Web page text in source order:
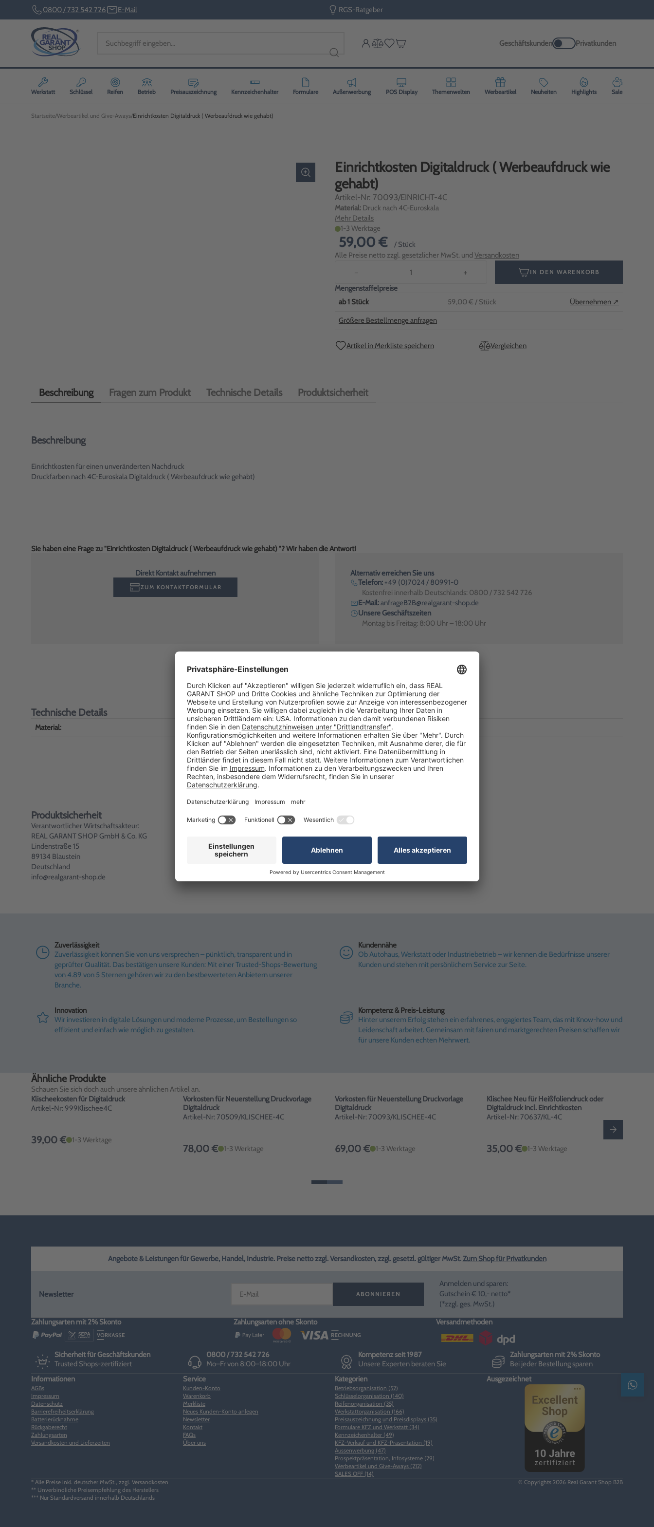
0800 / 732 542 726 E-Mail RGS-Ratgeber
Geschäftskunden Privatkunden
Werkstatt Schlüssel Reifen Betrieb Preisauszeichnung Kennzeichenhalter Formulare Außenwerbung POS Display Themenwelten Werbeartikel Neuheiten Highlights Sale
Startseite Werbeartikel und Give-Aways Einrichtkosten Digitaldruck ( Werbeaufdruck wie gehabt)
Einrichtkosten Digitaldruck ( Werbeaufdruck wie
gehabt)
Artikel-Nr: 70093/EINRICHT-4C
Material: Druck nach 4C-Euroskala
Mehr Details
1-3 Werktage
59,00 €
/ Stück
Alle Preise netto zzgl. gesetzlicher MwSt. und Versandkosten
− + IN DEN WARENKORB
Mengenstaffelpreise
ab1 Stück 59,00 € / Stück Übernehmen ↗
Größere Bestellmenge anfragen
Artikel in Merkliste speichern Vergleichen
Beschreibung Fragen zum Produkt Technische Details Produktsicherheit
Beschreibung
Einrichtkosten für einen unveränderten Nachdruck
Druckfarben nach 4C-Euroskala Digitaldruck ( Werbeaufdruck wie gehabt)
Sie haben eine Frage zu "Einrichtkosten Digitaldruck ( Werbeaufdruck wie gehabt) "? Wir haben die Antwort!
Direkt Kontakt aufnehmen
ZUM KONTAKTFORMULAR
Alternativ erreichen Sie uns
Telefon: +49 (0)7024 / 80991-0
Kostenfrei innerhalb Deutschlands: 0800 / 732 542 726
E-Mail:anfrageB2B@realgarant-shop.de
Unsere Geschäftszeiten
Montag bis Freitag: 8:00 Uhr – 18:00 Uhr
Technische Details
Material: Druck nach 4C-Euroskala
Produktsicherheit
Verantwortlicher Wirtschaftsakteur:
REAL GARANT SHOP GmbH & Co. KG
Lindenstraße 15
89134 Blaustein
Deutschland
info@realgarant-shop.de
Zuverlässigkeit
Zuverlässigkeit können Sie von uns versprechen – pünktlich, transparent und in
geprüfter Qualität. Das bestätigen unsere Kunden: Mit einer Trusted-Shops-Bewertung
von 4.89 von 5 Sternen gehören wir zu den bestbewerteten Anbietern unserer
Branche.
Kundennähe
Ob Autohaus, Werkstatt oder Industriebetrieb – wir kennen die Bedürfnisse unserer
Kunden und stehen mit persönlichem Service zur Seite.
Innovation
Wir investieren in digitale Lösungen und moderne Prozesse, um Bestellungen so
effizient und einfach wie möglich zu gestalten.
Kompetenz & Preis-Leistung
Hinter unserem Erfolg stehen ein erfahrenes, engagiertes Team, das mit Know-how und
Leidenschaft arbeitet. Gemeinsam mit fairen und marktgerechten Preisen schaffen wir
für unsere Kunden echten Mehrwert.
Ähnliche Produkte
Schauen Sie sich doch auch unsere ähnlichen Artikel an.
Klischeekosten für Digitaldruck
Artikel-Nr: 999Klischee4C
39,00 € 1-3 Werktage
Vorkosten für Neuerstellung Druckvorlage
Digitaldruck
Artikel-Nr: 70509/KLISCHEE-4C
78,00 € 1-3 Werktage
Vorkosten für Neuerstellung Druckvorlage
Digitaldruck
Artikel-Nr: 70093/KLISCHEE-4C
69,00 € 1-3 Werktage
Klischee Neu für Heißfoliendruck oder
Digitaldruck incl. Einrichtkosten
Artikel-Nr: 70637/KL-4C
35,00 € 1-3 Werktage
Angebote & Leistungen für Gewerbe, Handel, Industrie. Preise netto zzgl. Versandkosten, zzgl. gesetzl. gültiger MwSt.Zum Shop für Privatkunden
Newsletter ABONNIEREN
Anmelden und sparen:
Gutschein € 10,- netto*
(*zzgl. ges. MwSt.)
Zahlungsarten mit 2% Skonto Zahlungsarten ohne Skonto Versandmethoden
Sicherheit für Geschäftskunden
Trusted Shops-zertifiziert
0800 / 732 542 726
Mo–Fr von 8:00–18:00 Uhr
Kompetenz seit 1987
Unsere Experten beraten Sie
Zahlungsarten mit 2% Skonto
Bei jeder Bestellung sparen
Informationen
AGBs
Impressum
Datenschutz
Barrierefreiheitserklärung
Batterierücknahme
Rückgaberecht
Zahlungsarten
Versandkosten und Lieferzeiten
Service
Kunden-Konto
Warenkorb
Merkliste
Neues Kunden-Konto anlegen
Newsletter
Kontakt
FAQs
Über uns
Kategorien
Betriebsorganisation (52)
Schlüsselorganisation (140)
Reifenorganisation (35)
Werkstattorganisation (166)
Preisauszeichnung und Preisdisplays (35)
Formulare KFZ und Werkstatt (34)
Kennzeichenhalter (49)
KFZ-Verkauf und KFZ-Präsentation (19)
Aussenwerbung (47)
Prospektpräsentation, Infosysteme (29)
Werbeartikel und Give-Aways (212)
SALES OFF (14)
Ausgezeichnet
* Alle Preise inkl. deutscher MwSt., zzgl. Versandkosten
** Unverbindliche Preisempfehlung des Herstellers
*** Nur Standardversand innerhalb Deutschlands
© Copyrights 2026 Real Garant Shop B2B